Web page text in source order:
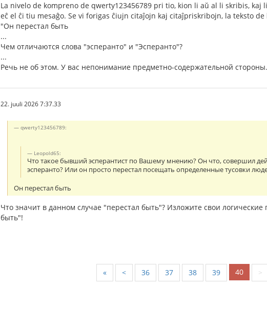
La nivelo de kompreno de qwerty123456789 pri tio, kion li aŭ al li skribis,
eĉ el ĉi tiu mesaĝo. Se vi forigas ĉiujn citaĵojn kaj citaĵpriskribojn, la teksto de
"Он перестал быть
...
Чем отличаются слова "эсперанто" и "Эсперанто"?
...
Речь не об этом. У вас непонимание предметно-содержательной
22. juuli 2026 7:37.33
qwerty123456789:
Leopold65:
Что такое бывший эсперантист по Вашему мнению? Он что, совершил
эсперанто? Или он просто перестал посещать определенные тусовки
Он перестал быть
Что значит в данном случае "перестал быть"? Изложите свои
быть"!
« < 36 37 38 39 40 >